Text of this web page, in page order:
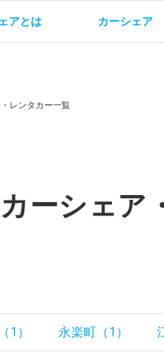
アとは カーシェア
レンタカー一覧
ーシェア
1） 永楽町（1）